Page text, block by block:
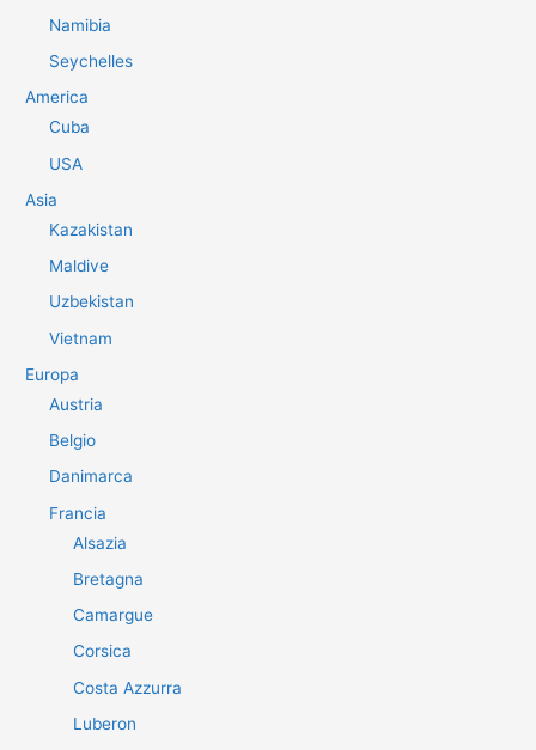
Namibia
Seychelles
America
Cuba
USA
Asia
Kazakistan
Maldive
Uzbekistan
Vietnam
Europa
Austria
Belgio
Danimarca
Francia
Alsazia
Bretagna
Camargue
Corsica
Costa Azzurra
Luberon